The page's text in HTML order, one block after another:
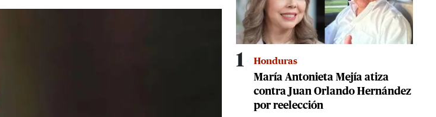
1 Honduras
María Antonieta Mejía atiza
contra Juan Orlando Hernández
por reelección